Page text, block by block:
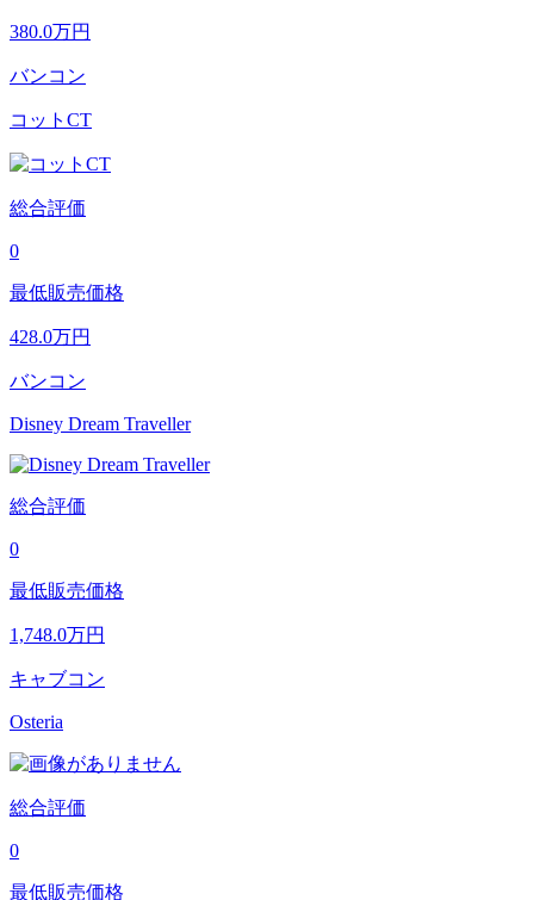
380.0万円
バンコン
コットCT
総合評価
0
最低販売価格
428.0万円
バンコン
Disney Dream Traveller
総合評価
0
最低販売価格
1,748.0万円
キャブコン
Osteria
総合評価
0
最低販売価格